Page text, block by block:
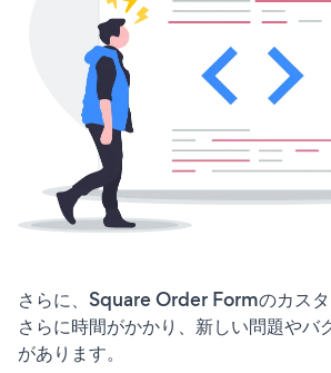
さらに、Square Order Formのカス
さらに時間がかかり、新しい問題やバ
があります。